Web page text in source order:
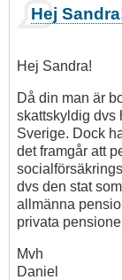
Hej
Hej Sandra!
Då din man är
skattskyldig dvs
Sverige. Dock
det framgår att
dvs den stat
allmänna
privata
Mvh
Daniel